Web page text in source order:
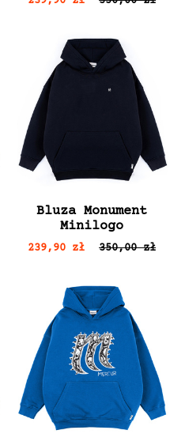
Bluza Monument
Minilogo
239,90 zł 350,00 zł